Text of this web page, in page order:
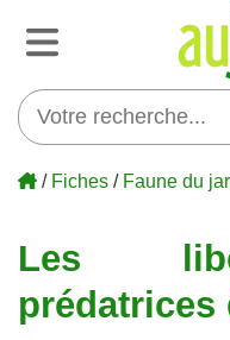
/ Fiches / Faune du
Les
prédatrices